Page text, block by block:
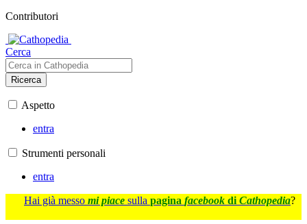
Contributori
Cerca
Ricerca
Aspetto
entra
Strumenti personali
entra
Hai già messo mi piace sulla pagina facebook di Cathopedia?